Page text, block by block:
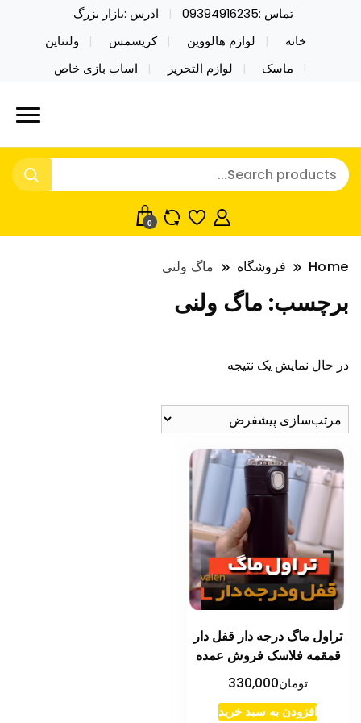
تماس :09394916235
ادرس :بازار بزرگ
خانه
لوازم هالووین کریسمس
ولنتاین
ماسک
لوازم التحریر اساب بازی خاص
نایکر توی فروش عمده لوازم هالووین
ولن تاین کادویی کریسمس اکسسوری
خرید محصولات خاص فیجت اسباب بازی تراول ماگ نایکر
توی فروش عمده لوازم هالووین ولن تاین کادویی
کریسمس اکسسوری ماسک در واردات مستقیم
0
Home فروشگاه ماگ ولنی
برچسب: ماگ ولنی
در حال نمایش یک نتیجه
تراول ماگ درجه دار قفل دار
قمقمه فلاسک فروش عمده
تومان330,000
افزودن به سبد خرید